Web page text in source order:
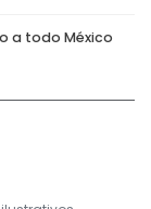
a todo México